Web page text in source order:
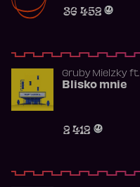
36 452
Gruby Mielzkyft.
Blisko mnie
2 412